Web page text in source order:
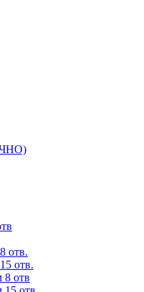
отв.
отв.
8 отв